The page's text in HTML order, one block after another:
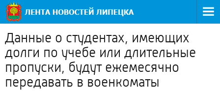
Данные о студентах, имеющих
долги по учебе или длительные
пропуски, будут ежемесячно
передавать в военкоматы